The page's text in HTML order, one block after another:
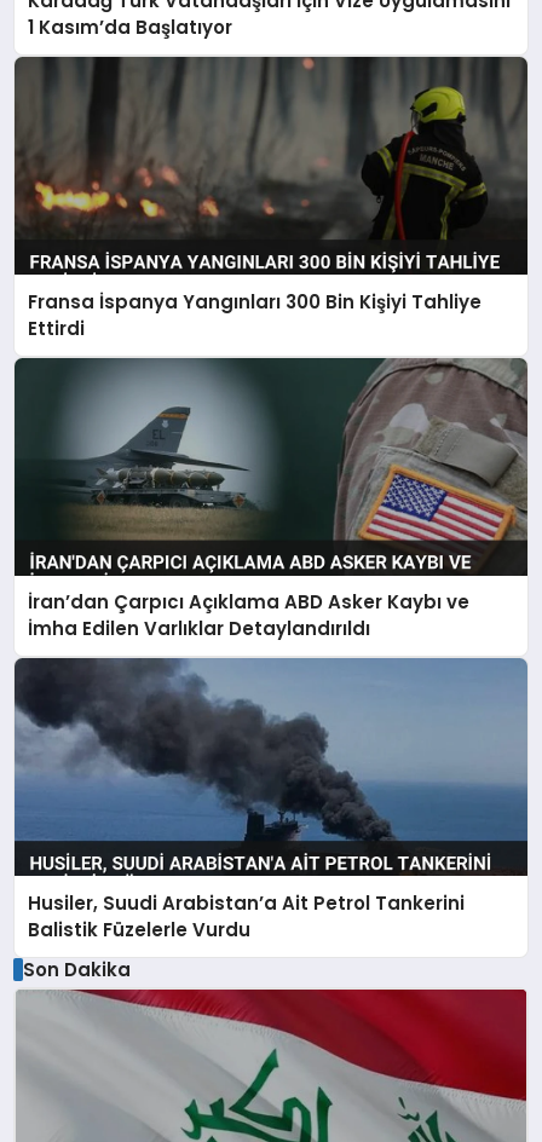
1 Kasım’da Başlatıyor
Fransa İspanya Yangınları 300 Bin Kişiyi Tahliye
Ettirdi
İran’dan Çarpıcı Açıklama ABD Asker Kaybı ve
İmha Edilen Varlıklar Detaylandırıldı
Husiler, Suudi Arabistan’a Ait Petrol Tankerini
Balistik Füzelerle Vurdu
Son Dakika